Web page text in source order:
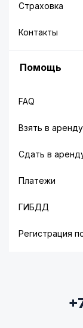
Страховка
Контакты
Помощь
FAQ
Взять в аренду
Сдать в
Платежи
ГИБДД
Регистрация